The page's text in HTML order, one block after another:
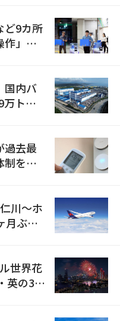
ど9カ所
」の
国内バ
万トン
過去最
制を点
川〜ホ
月ぶり
世界花
英の3カ